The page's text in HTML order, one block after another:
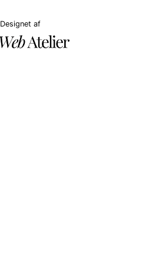
Designet af